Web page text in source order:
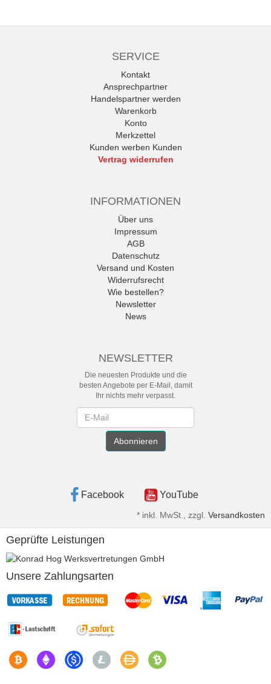
SERVICE
Kontakt
Ansprechpartner
Handelspartner werden
Warenkorb
Konto
Merkzettel
Kunden werben Kunden
Vertrag widerrufen
INFORMATIONEN
Über uns
Impressum
AGB
Datenschutz
Versand und Kosten
Widerrufsrecht
Wie bestellen?
Newsletter
News
NEWSLETTER
Die neuesten Produkte und die
besten Angebote per E-Mail, damit
Ihr nichts mehr verpasst.
Abonnieren
Facebook YouTube
* inkl. MwSt., zzgl. Versandkosten
Geprüfte Leistungen
Unsere Zahlungsarten